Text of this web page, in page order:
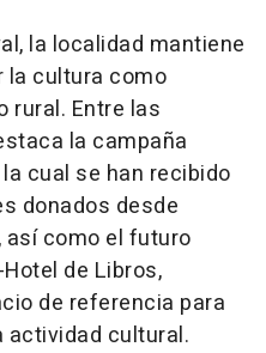
la localidad mantiene
la cultura como
rural. Entre las
la campaña
cual se han recibido
donados desde
como el futuro
de Libros,
de referencia para
actividad cultural.